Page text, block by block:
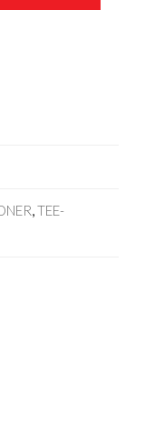
,TEE-